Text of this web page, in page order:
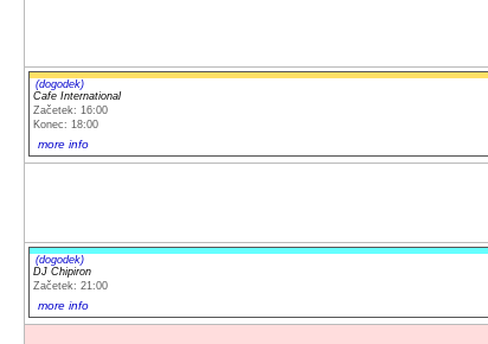
(dogodek)
Cafe International
Začetek: 16:00
Konec: 18:00
more info
(dogodek)
DJ Chipiron
Začetek: 21:00
more info